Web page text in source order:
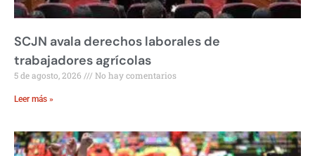
SCJN avala derechos laborales de
trabajadores agrícolas
5 de agosto, 2026 No hay comentarios
Leer más »